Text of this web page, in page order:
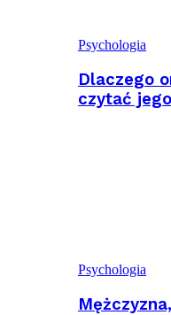
Psychologia
Dlaczego
czytać
Psychologia